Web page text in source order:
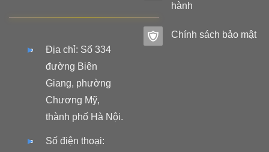
Địa chỉ: Số 334
đường Biên
Giang, phường
Chương Mỹ,
thành phố Hà Nội.
Số điện thoại:
hành
Chính sách bảo mật